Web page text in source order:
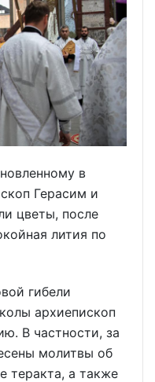
в
Герасим и
цветы, после
лития по
гибели
архиепископ
В частности, за
молитвы об
теракта, а также